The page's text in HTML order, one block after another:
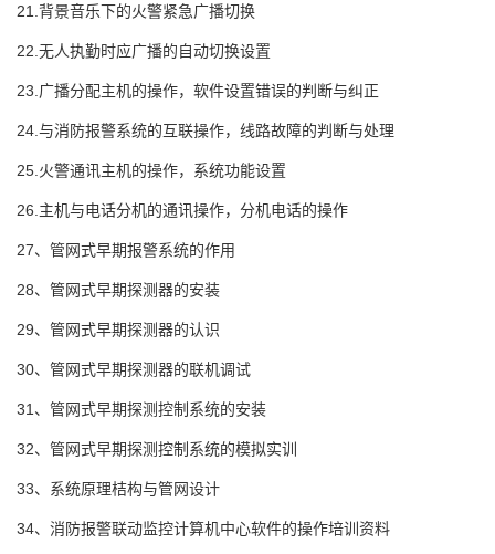
21.背景音乐下的火警紧急广播切换
22.无人执勤时应广播的自动切换设置
23.广播分配主机的操作，软件设置错误的判断与纠正
24.与消防报警系统的互联操作，线路故障的判断与处理
25.火警通讯主机的操作，系统功能设置
26.主机与电话分机的通讯操作，分机电话的操作
27、管网式早期报警系统的作用
28、管网式早期探测器的安装
29、管网式早期探测器的认识
30、管网式早期探测器的联机调试
31、管网式早期探测控制系统的安装
32、管网式早期探测控制系统的模拟实训
33、系统原理桔构与管网设计
34、消防报警联动监控计算机中心软件的操作培训资料